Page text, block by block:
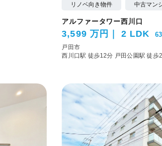
リノベ向き物件 中古マン
アルファータワー西川口
3,599 万円 2 LDK
戸田市
西川口駅 徒歩12分 戸田公園駅 徒歩